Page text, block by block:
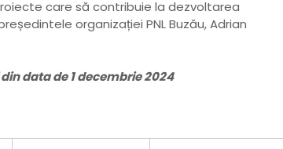
care să contribuie la dezvoltarea
organizației PNL Buzău, Adrian
din data de 1 decembrie 2024